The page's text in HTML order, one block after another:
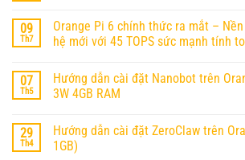
cài
OpenClaw
(MoltBot)
Pi
RV2
luận
ở
Hướng
Đặt
Ubuntu
25.04
Pi
RV2
09
Th7
Orange Pi 6 chính thức ra mắt –
hệ mới với 45 TOPS sức mạnh tính
bình
luận
ở
6
chính
thức
07
Th5
Hướng dẫn cài đặt Nanobot trên
3W 4GB RAM
bình
luận
ở
29
Th4
Hướng dẫn cài đặt ZeroClaw trên
1GB)